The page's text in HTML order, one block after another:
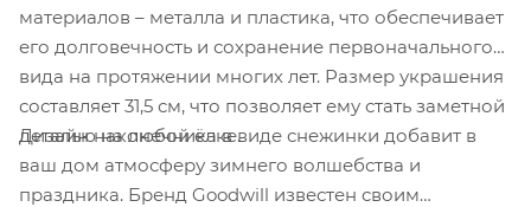
материалов – металла и пластика, что обеспечивает
его долговечность и сохранение первоначального
вида на протяжении многих лет. Размер украшения
составляет 31,5 см, что позволяет ему стать заметной
деталью на любой ёлке.
Дизайн наконечника в виде снежинки добавит в
ваш дом атмосферу зимнего волшебства и
праздника. Бренд Goodwill известен своим